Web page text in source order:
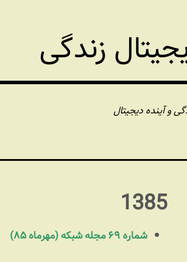
زندگی
و آینده دیجیتال
1385
شماره ۶۹ مجله شبکه (مهرماه ۸۵)